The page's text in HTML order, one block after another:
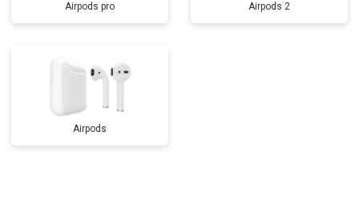
Airpods pro Airpods 2
Airpods